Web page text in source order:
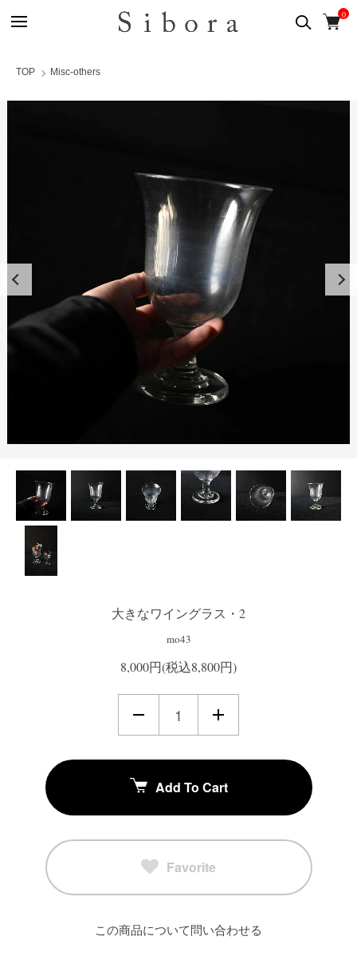
0
TOP Misc-others
大きなワイングラス・2
mo43
8,000円(税込8,800円)
Add To Cart
Favorite
この商品について問い合わせる